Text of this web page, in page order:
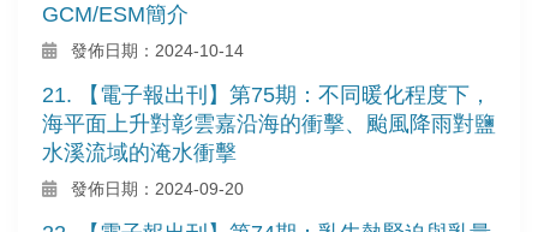
GCM/ESM簡介
發佈日期：2024-10-14
21. 【電子報出刊】第75期：不同暖化程度下，
海平面上升對彰雲嘉沿海的衝擊、颱風降雨對鹽
水溪流域的淹水衝擊
發佈日期：2024-09-20